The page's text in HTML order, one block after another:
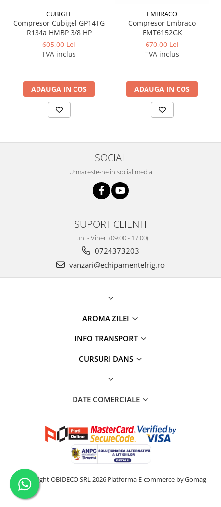
CUBIGEL
Compresor Cubigel GP14TG
R134a HMBP 3/8 HP
605,00 Lei
TVA inclus
ADAUGA IN COS
EMBRACO
Compresor Embraco
EMT6152GK
670,00 Lei
TVA inclus
ADAUGA IN COS
SOCIAL
Urmareste-ne in social media
SUPORT CLIENTI
Luni - Vineri (09:00 - 17:00)
0724373203
vanzari@echipamentefrig.ro
AROMA ZILEI
INFO TRANSPORT
CURSURI DANS
DATE COMERCIALE
©Copyright OBIDECO SRL 2026 Platforma E-commerce by Gomag